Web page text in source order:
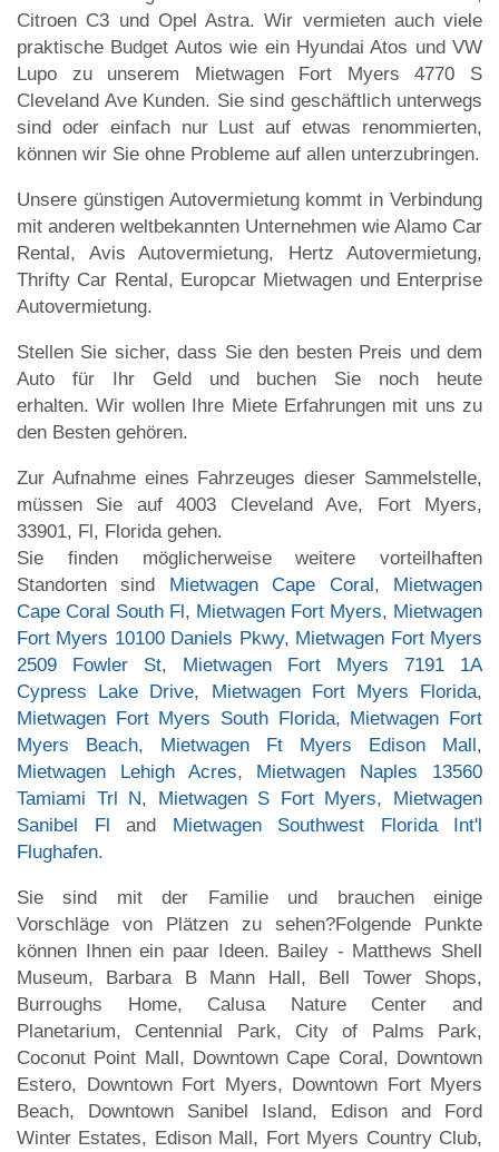
Citroen C3 und Opel Astra. Wir vermieten auch viele
praktische Budget Autos wie ein Hyundai Atos und VW
Lupo zu unserem Mietwagen Fort Myers 4770 S
Cleveland Ave Kunden. Sie sind geschäftlich unterwegs
sind oder einfach nur Lust auf etwas renommierten,
können wir Sie ohne Probleme auf allen unterzubringen.
Unsere günstigen Autovermietung kommt in Verbindung
mit anderen weltbekannten Unternehmen wie Alamo Car
Rental, Avis Autovermietung, Hertz Autovermietung,
Thrifty Car Rental, Europcar Mietwagen und Enterprise
Autovermietung.
Stellen Sie sicher, dass Sie den besten Preis und dem
Auto für Ihr Geld und buchen Sie noch heute
erhalten. Wir wollen Ihre Miete Erfahrungen mit uns zu
den Besten gehören.
Zur Aufnahme eines Fahrzeuges dieser Sammelstelle,
müssen Sie auf 4003 Cleveland Ave, Fort Myers,
33901, Fl, Florida gehen.
Sie finden möglicherweise weitere vorteilhaften
Standorten sind Mietwagen Cape Coral, Mietwagen
Cape Coral South Fl, Mietwagen Fort Myers, Mietwagen
Fort Myers 10100 Daniels Pkwy, Mietwagen Fort Myers
2509 Fowler St, Mietwagen Fort Myers 7191 1A
Cypress Lake Drive, Mietwagen Fort Myers Florida,
Mietwagen Fort Myers South Florida, Mietwagen Fort
Myers Beach, Mietwagen Ft Myers Edison Mall,
Mietwagen Lehigh Acres, Mietwagen Naples 13560
Tamiami Trl N, Mietwagen S Fort Myers, Mietwagen
Sanibel Fl and Mietwagen Southwest Florida Int'l
Flughafen.
Sie sind mit der Familie und brauchen einige
Vorschläge von Plätzen zu sehen?Folgende Punkte
können Ihnen ein paar Ideen. Bailey - Matthews Shell
Museum, Barbara B Mann Hall, Bell Tower Shops,
Burroughs Home, Calusa Nature Center and
Planetarium, Centennial Park, City of Palms Park,
Coconut Point Mall, Downtown Cape Coral, Downtown
Estero, Downtown Fort Myers, Downtown Fort Myers
Beach, Downtown Sanibel Island, Edison and Ford
Winter Estates, Edison Mall, Fort Myers Country Club,